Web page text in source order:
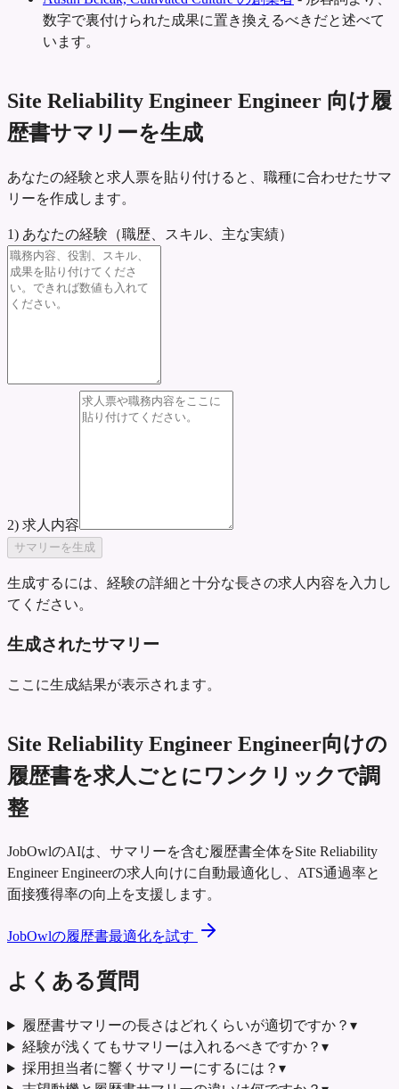
数字で裏付けられた成果に置き換えるべきだと述べて
います。
Site Reliability Engineer Engineer 向け履
歴書サマリーを生成
あなたの経験と求人票を貼り付けると、職種に合わせたサマ
リーを作成します。
1) あなたの経験（職歴、スキル、主な実績）
2) 求人内容
サマリーを生成
生成するには、経験の詳細と十分な長さの求人内容を入力し
てください。
生成されたサマリー
ここに生成結果が表示されます。
Site Reliability Engineer Engineer向けの
履歴書を求人ごとにワンクリックで調
整
JobOwlのAIは、サマリーを含む履歴書全体をSite Reliability
Engineer Engineerの求人向けに自動最適化し、ATS通過率と
面接獲得率の向上を支援します。
JobOwlの履歴書最適化を試す
よくある質問
履歴書サマリーの長さはどれくらいが適切ですか？ ▾
経験が浅くてもサマリーは入れるべきですか？ ▾
採用担当者に響くサマリーにするには？ ▾